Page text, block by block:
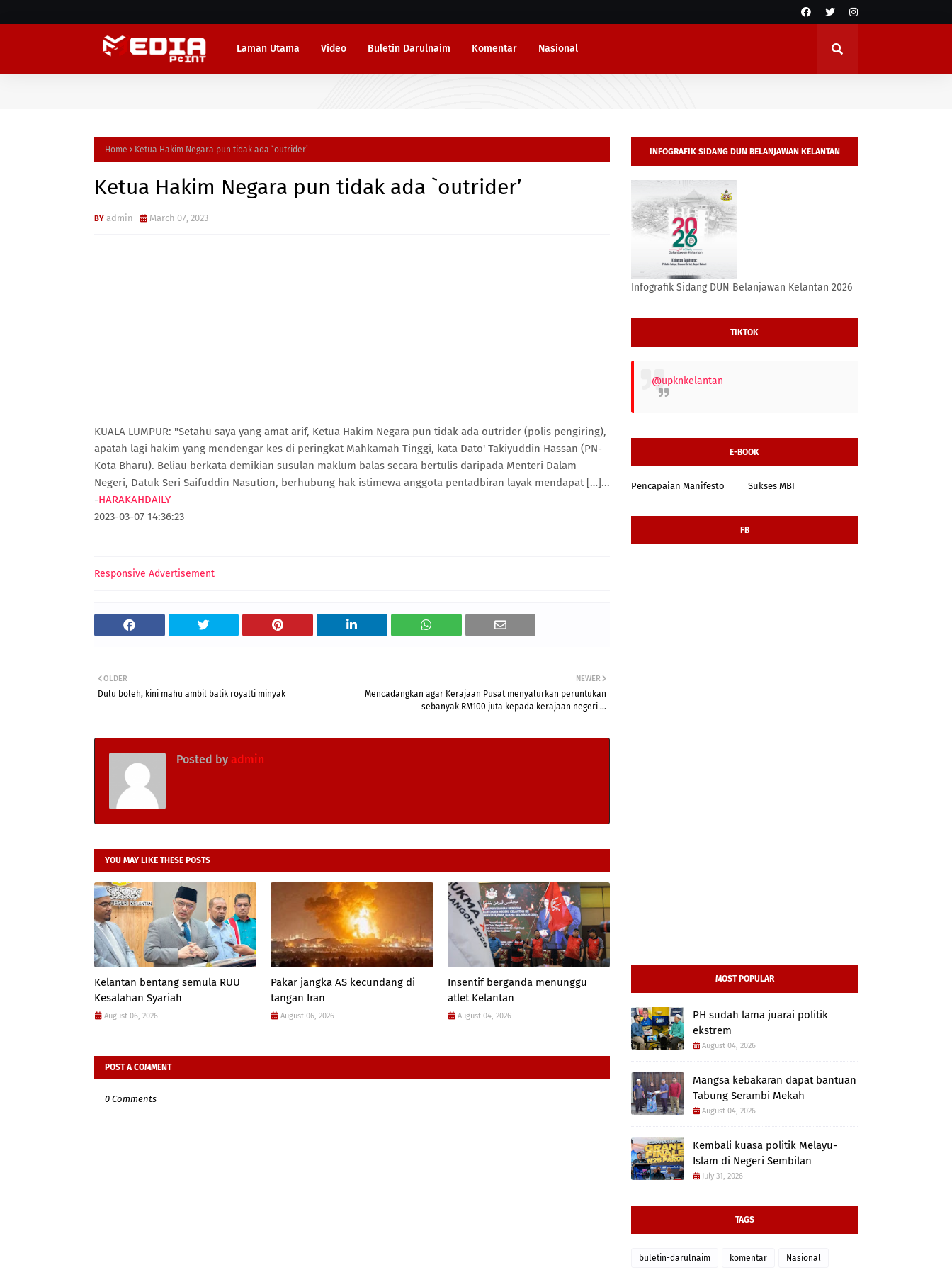
Laman Utama Video Buletin Darulnaim Komentar Nasional
Home Ketua Hakim Negara pun tidak ada `outrider’
Ketua Hakim Negara pun tidak ada `outrider’
admin March 07, 2023
KUALA LUMPUR: "Setahu saya yang amat arif, Ketua Hakim Negara pun tidak ada outrider (polis pengiring),
apatah lagi hakim yang mendengar kes di peringkat Mahkamah Tinggi, kata Dato' Takiyuddin Hassan (PN-
Kota Bharu). Beliau berkata demikian susulan maklum balas secara bertulis daripada Menteri Dalam
Negeri, Datuk Seri Saifuddin Nasution, berhubung hak istimewa anggota pentadbiran layak mendapat […]...
-HARAKAHDAILY
2023-03-07 14:36:23
Responsive Advertisement
NEWER
Mencadangkan agar Kerajaan Pusat menyalurkan peruntukan
sebanyak RM100 juta kepada kerajaan negeri ...
OLDER
Dulu boleh, kini mahu ambil balik royalti minyak
Posted by admin
YOU MAY LIKE THESE POSTS
Kelantan bentang semula RUU
Kesalahan Syariah
August 06, 2026
Pakar jangka AS kecundang di
tangan Iran
August 06, 2026
Insentif berganda menunggu
atlet Kelantan
August 04, 2026
POST A COMMENT
0 Comments
INFOGRAFIK SIDANG DUN BELANJAWAN KELANTAN
2026
Infografik Sidang DUN Belanjawan Kelantan 2026
TIKTOK
@upknkelantan
E-BOOK
Pencapaian Manifesto Sukses MBI
FB
MOST POPULAR
PH sudah lama juarai politik
ekstrem
August 04, 2026
Mangsa kebakaran dapat bantuan
Tabung Serambi Mekah
August 04, 2026
Kembali kuasa politik Melayu-
Islam di Negeri Sembilan
July 31, 2026
TAGS
buletin-darulnaim komentar Nasional